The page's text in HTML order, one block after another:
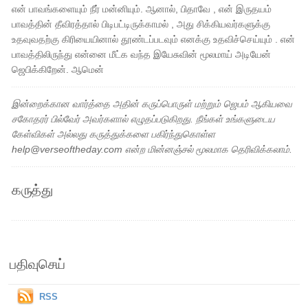
என் பாவங்களையும் நீர் மன்னியும். ஆனால், பிதாவே , என் இருதயம்
பாவத்தின் தீவிரத்தால் பிடிபட்டிருக்காமல் , அது சிக்கியவர்களுக்கு
உதவுவதற்கு கிரியையினால் தூண்டப்படவும் எனக்கு உதவிச்செய்யும் . என்
பாவத்திலிருந்து என்னை மீட்க வந்த இயேசுவின் மூலமாய் அடியேன்
ஜெபிக்கிறேன். ஆமென்
இன்றைக்கான வார்த்தை அதின் கருப்பொருள் மற்றும் ஜெபம் ஆகியவை
சகோதரர் பில்வேர் அவர்களால் எழுதப்படுகிறது. நீங்கள் உங்களுடைய
கேள்விகள் அல்லது கருத்துக்களை பகிர்ந்துகொள்ள
help@verseoftheday.com என்ற மின்னஞ்சல் மூலமாக தெரிவிக்கலாம்.
கருத்து
பதிவுசெய்
RSS